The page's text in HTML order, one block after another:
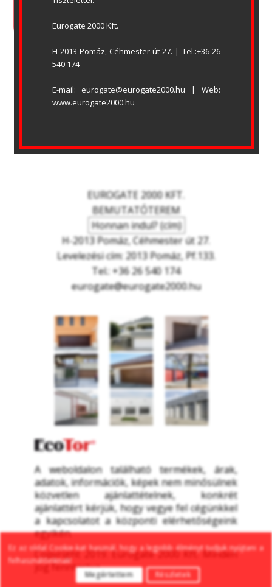
OLDALTÉRKÉP
EUROGATE 2000 KFT.
BEMUTATÓTEREM
Honnan indul? (cím)
H-2013 Pomáz, Céhmester út 27.
Levelezési cím: 2013 Pomáz, Pf.133.
Tel.: +36 26 540 174
eurogate@eurogate2000.hu
A weboldalon található termékek, árak,
adatok, információk, képek nem minősülnek
közvetlen ajánlattételnek, konkrét
ajánlattért kérjük, hogy vegye fel cégünkkel
a kapcsolatot a központi elérhetőségeink
egyikén.
Copyright 2019. Eurogate 2000 Kft. Minden
jog fenntartva
Ez az oldal Cookie-kat használ, hogy a legjobb élményt tudjuk nyújtani a
felhasználóinknak!
Megértettem
Részletek
Eurogate 2000 Kft.
H-2013 Pomáz, Céhmester út 27. | Tel.:+36 26
540 174
E-mail: eurogate@eurogate2000.hu | Web:
www.eurogate2000.hu